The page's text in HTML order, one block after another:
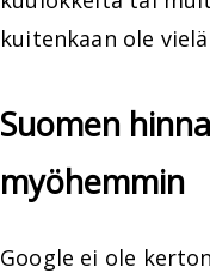
kuitenkaan ole
Suomen
myöhemmin
Google ei ole